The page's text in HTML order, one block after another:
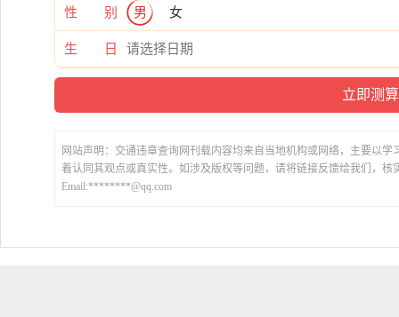
性 别 男 女
生 日
网站声明：交通违章查询网刊载内容均来自当地机构或网络，主要以
着认同其观点或真实性。如涉及版权等问题，请将链接反馈给我们，核
Email:********@qq.com